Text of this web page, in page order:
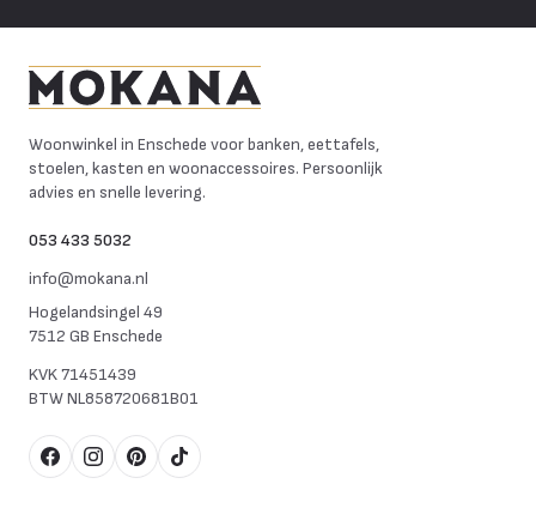
Woonwinkel in Enschede voor banken, eettafels,
stoelen, kasten en woonaccessoires. Persoonlijk
advies en snelle levering.
053 433 5032
info@mokana.nl
Hogelandsingel 49
7512 GB Enschede
KVK71451439
BTWNL858720681B01
FacebookInstagram
Pinterest
TikTok